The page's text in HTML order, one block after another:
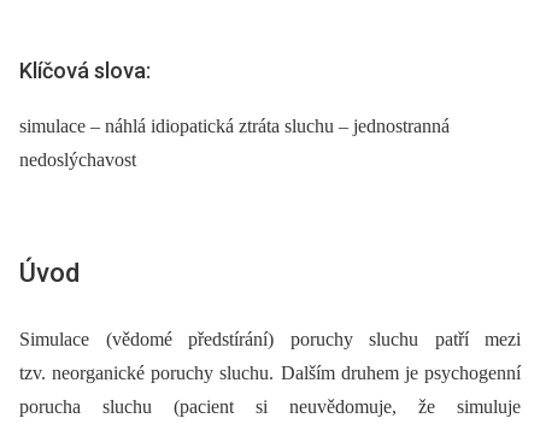
Klíčová slova:
simulace – náhlá idiopatická ztráta sluchu – jednostranná
nedoslýchavost
Úvod
Simulace (vědomé předstírání) poruchy sluchu patří mezi
tzv. neorganické poruchy sluchu. Dalším druhem je psychogenní
porucha sluchu (pacient si neuvědomuje, že simuluje